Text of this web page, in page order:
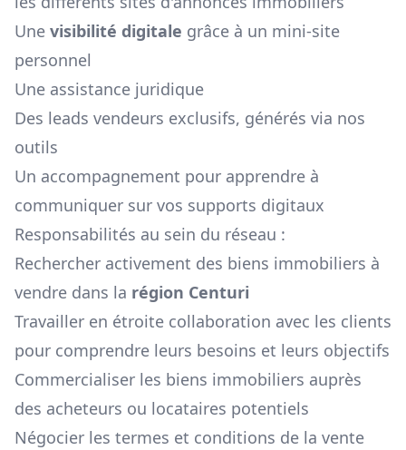
Une visibilité digitale grâce à un mini-site
personnel
Une assistance juridique
Des leads vendeurs exclusifs, générés via nos
outils
Un accompagnement pour apprendre à
communiquer sur vos supports digitaux
Responsabilités au sein du réseau :
Rechercher activement des biens immobiliers à
vendre dans la région Centuri
Travailler en étroite collaboration avec les clients
pour comprendre leurs besoins et leurs objectifs
Commercialiser les biens immobiliers auprès
des acheteurs ou locataires potentiels
Négocier les termes et conditions de la vente